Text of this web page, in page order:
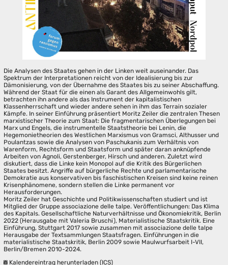
Die Analysen des Staates gehen in der Linken weit auseinander. Das
Spektrum der Interpretationen reicht von der Idealisierung bis zur
Dämonisierung, von der Übernahme des Staates bis zu seiner Abschaffung.
Während der Staat für die einen als Garant des Allgemeinwohls gilt,
betrachten ihn andere als das Instrument der kapitalistischen
Klassenherrschaft und wieder andere sehen in ihm das Terrain sozialer
Kämpfe. In seiner Einführung präsentiert Moritz Zeiler die zentralen Thesen
marxistischer Theorie zum Staat: Die fragmentarischen Überlegungen bei
Marx und Engels, die instrumentelle Staatstheorie bei Lenin, die
Hegemonietheorien des Westlichen Marxismus von Gramsci, Althusser und
Poulantzas sowie die Analysen von Paschukanis zum Verhältnis von
Warenform, Rechtsform und Staatsform und später daran anknüpfende
Arbeiten von Agnoli, Gerstenberger, Hirsch und anderen. Zuletzt wird
diskutiert, dass die Linke kein Monopol auf die Kritik des Bürgerlichen
Staates besitzt. Angriffe auf bürgerliche Rechte und parlamentarische
Demokratie aus konservativen bis faschistischen Kreisen sind keine reinen
Krisenphänomene, sondern stellen die Linke permanent vor
Herausforderungen.
Moritz Zeiler hat Geschichte und Politikwissenschaften studiert und ist
Mitglied der Gruppe associazione delle talpe. Veröffentlichungen: Das Klima
des Kapitals. Gesellschaftliche Naturverhältnisse und Ökonomiekritik, Berlin
2022 (Herausgabe mit Valeria Bruschi), Materialistische Staatskritik. Eine
Einführung, Stuttgart 2017 sowie zusammen mit associazione delle talpe
Herausgabe der Textsammlungen Staatsfragen. Einführungen in die
materialistische Staatskritik, Berlin 2009 sowie Maulwurfsarbeit I-VII,
Berlin/Bremen 2010-2024.
Kalendereintrag herunterladen (ICS)